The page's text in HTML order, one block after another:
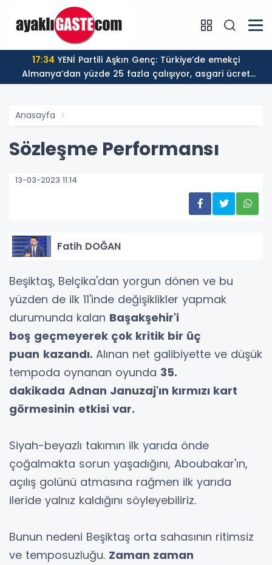
17:34
Almanya’dan yüzde 25 fazla çalışıyor, asgari ücret
ayın 18 gününe yetiyor
Anasayfa
Sözleşme Performansı
13-03-2023 11:14
Fatih DOĞAN
Beşiktaş, Belçika'dan yorgun dönen ve bu
yüzden de ilk 11'inde değişiklikler yapmak
durumunda kalan Başakşehir'i
boş geçmeyerek çok kritik bir üç
puan kazandı. Alınan net galibiyette ve düşük
tempoda oynanan oyunda 35.
dakikada Adnan Januzaj'ın kırmızı kart
görmesinin etkisi var.
Siyah-beyazlı takımın ilk yarıda önde
çoğalmakta sorun yaşadığını, Aboubakar'ın,
açılış golünü atmasına rağmen ilk yarıda
ileride yalnız kaldığını söyleyebiliriz.
Bunun nedeni Beşiktaş orta sahasının ritimsiz
ve temposuzluğu. Zaman zaman